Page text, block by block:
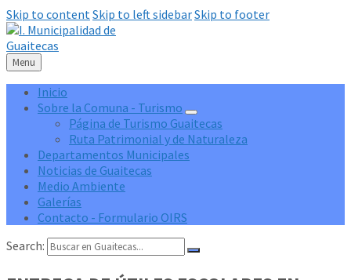
Skip to contentSkip to left sidebarSkip to footer
Menu
Inicio
Sobre la Comuna - Turismo
Página de Turismo Guaitecas
Ruta Patrimonial y de Naturaleza
Departamentos Municipales
Noticias de Guaitecas
Medio Ambiente
Galerías
Contacto - Formulario OIRS
Search: